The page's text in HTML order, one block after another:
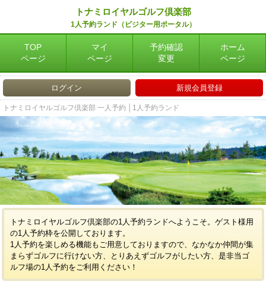
トナミロイヤルゴルフ倶楽部
1人予約ランド（ビジター用ポータル）
TOP
ページ
マイ
ページ
予約確認
変更
ホーム
ページ
ログイン 新規会員登録
トナミロイヤルゴルフ倶楽部 一人予約 │1人予約ランド
トナミロイヤルゴルフ倶楽部の1人予約ランドへようこそ。ゲスト様用
の1人予約枠を公開しております。
1人予約を楽しめる機能もご用意しておりますので、なかなか仲間が集
まらずゴルフに行けない方、とりあえずゴルフがしたい方、是非当ゴ
ルフ場の1人予約をご利用ください！